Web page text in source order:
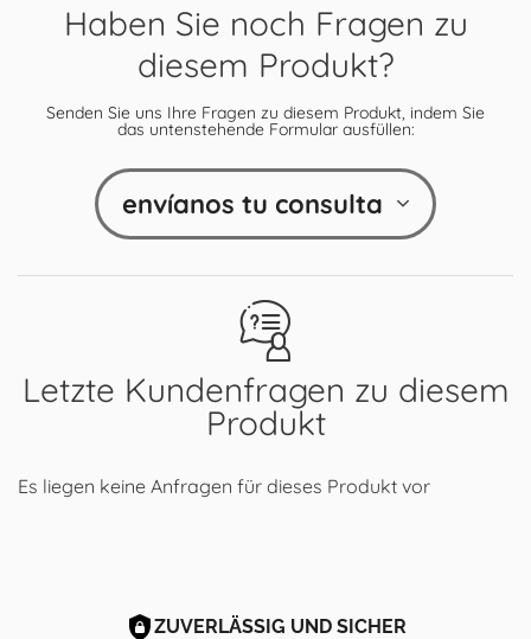
Letzte Kundenfragen zu diesem
Produkt
Es liegen keine Anfragen für dieses Produkt vor
Haben Sie noch Fragen zu
diesem Produkt?
Senden Sie uns Ihre Fragen zu diesem Produkt, indem Sie
das untenstehende Formular ausfüllen:
envíanos tu consulta
ZUVERLÄSSIG UND SICHER